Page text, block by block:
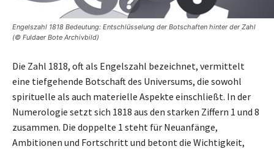
Engelszahl 1818 Bedeutung: Entschlüsselung der Botschaften hinter der Zahl
(© Fuldaer Bote Archivbild)
Die Zahl 1818, oft als Engelszahl bezeichnet, vermittelt
eine tiefgehende Botschaft des Universums, die sowohl
spirituelle als auch materielle Aspekte einschließt. In der
Numerologie setzt sich 1818 aus den starken Ziffern 1 und 8
zusammen. Die doppelte 1 steht für Neuanfänge,
Ambitionen und Fortschritt und betont die Wichtigkeit,